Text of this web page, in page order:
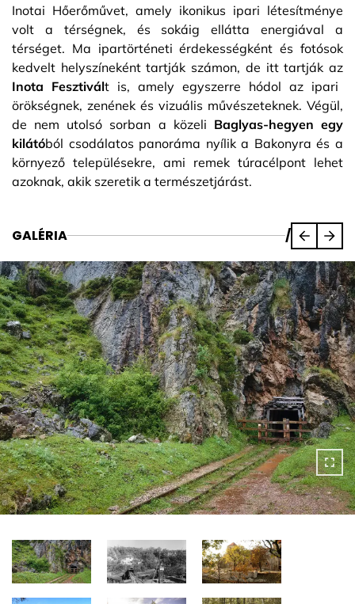
Inotai Hőerőművet, amely ikonikus ipari létesítménye
volt a térségnek, és sokáig ellátta energiával a
térséget. Ma ipartörténeti érdekességként és fotósok
kedvelt helyszíneként tartják számon, de itt tartják az
Inota Fesztivált is, amely egyszerre hódol az ipari
örökségnek, zenének és vizuális művészeteknek. Végül,
de nem utolsó sorban a közeli Baglyas-hegyen egy
kilátóból csodálatos panoráma nyílik a Bakonyra és a
környező településekre, ami remek túracélpont lehet
azoknak, akik szeretik a természetjárást.
GALÉRIA /